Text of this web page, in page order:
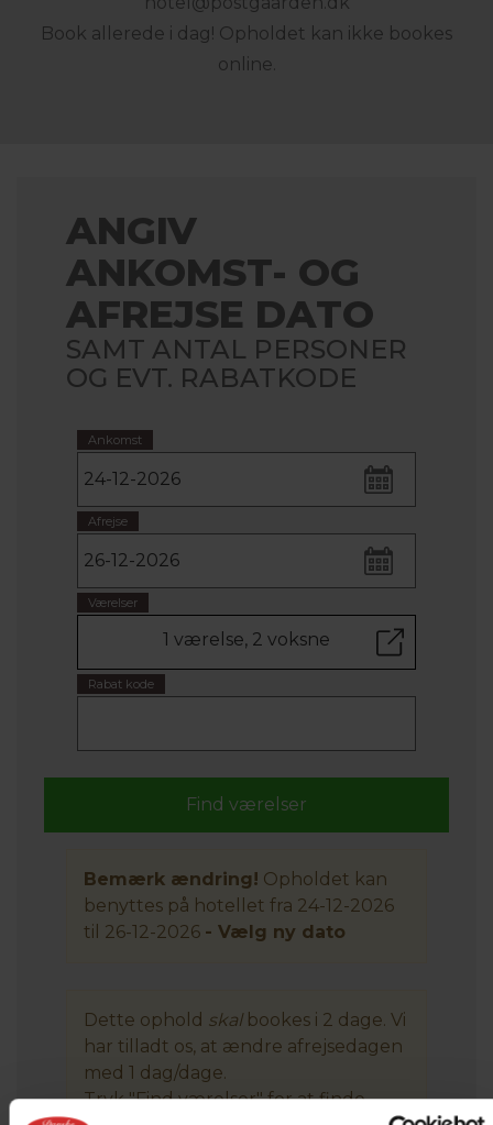
Book allerede i dag! Opholdet kan ikke bookes
online.
ANGIV
ANKOMST- OG
AFREJSE DATO
SAMT ANTAL PERSONER
OG EVT. RABATKODE
Ankomst
Afrejse
Værelser
1 værelse, 2 voksne
Rabat kode
Bemærk ændring! Opholdet kan
benyttes på hotellet fra 24-12-2026
til 26-12-2026 - Vælg ny dato
Dette ophold skalbookes i 2 dage. Vi
har tilladt os, at ændre afrejsedagen
med 1 dag/dage.
Tryk "Find værelser" for at finde